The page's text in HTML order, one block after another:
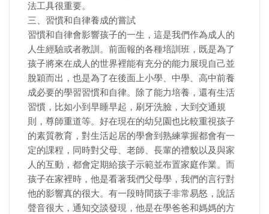
法工具很重要。
三、習慣和自律養成的嘗試
習慣和自律會影響孩子的一生，這是我們作為成人的
人生經驗或者教訓。前面報的各種培訓班，既是為了
孩子將來在成人的世界裡能有充分的能力展現自己並
脫穎而出，也是為了在後面上小學、中學、高中前養
成必要的學習習慣和自律。除了能力培養，還有生活
習慣，比如小到早睡早起，刷牙洗臉，大到交通規
則，尊師重道等。好在現在的幼兒園也比較重視孩子
的素質教育，對生活起居的學會到熟練掌握都會有一
定的課程，同時對父母、老師、長輩的禮貌以及與家
人的互動，都會定期給孩子示範並布置家庭作業。而
孩子在家裡時，他是看著我們父母學，我們的言行對
他的影響真的很大。有一段時間孩子非常易怒，說話
聲音很大，通知交談發現，他是在學爸爸和媽媽的方